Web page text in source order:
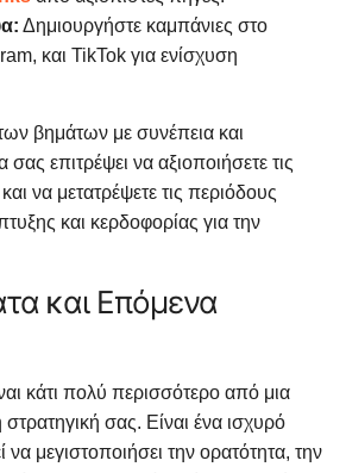
Δημιουργήστε καμπάνιες στο
και TikTok για ενίσχυση
βημάτων με συνέπεια και
επιτρέψει να αξιοποιήσετε τις
να μετατρέψετε τις περιόδους
και κερδοφορίας για την
και Επόμενα
κάτι πολύ περισσότερο από μια
σας. Είναι ένα ισχυρό
μεγιστοποιήσει την ορατότητα, την